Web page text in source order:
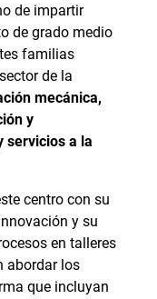
de impartir
de grado medio
familias
de la
mecánica,
y
servicios a la
centro con su
y su
en talleres
abordar los
que incluyan